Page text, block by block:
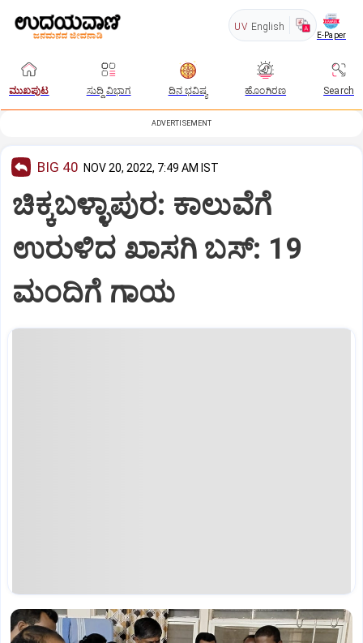
UV English
E-Paper
ಮುಖಪುಟ ಸುದ್ದಿ ವಿಭಾಗ ದಿನ ಭವಿಷ್ಯ ಹೊಂಗಿರಣ Search
ADVERTISEMENT
BIG 40 NOV 20, 2022, 7:49 AM IST
ಚಿಕ್ಕಬಳ್ಳಾಪುರ: ಕಾಲುವೆಗೆ
ಉರುಳಿದ ಖಾಸಗಿ ಬಸ್: 19
ಮಂದಿಗೆ ಗಾಯ